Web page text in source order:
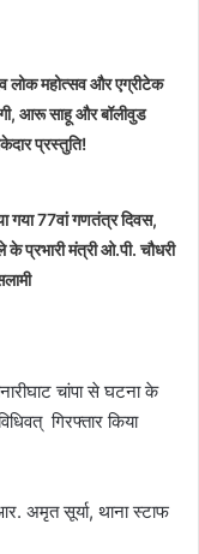
लोक महोत्सव और एग्रीटेक
आरू साहू और बॉलीवुड
प्रस्तुति!
गया 77वां गणतंत्र दिवस,
के प्रभारी मंत्री ओ.पी. चौधरी
चांपा से घटना के
गिरफ्तार किया
अमृत सूर्या, थाना स्टाफ